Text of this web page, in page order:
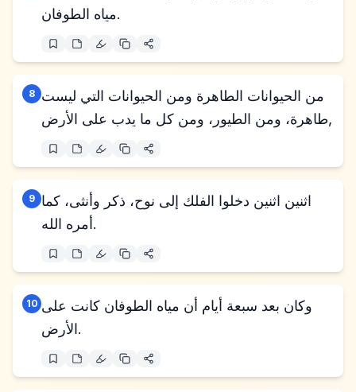
مياه الطوفان.
8 من الحيوانات الطاهرة ومن الحيوانات التي ليست
طاهرة، ومن الطيور، ومن كل ما يدب على الأرض,
9 اثنين اثنين دخلوا الفلك إلى نوح، ذكر وأنثى، كما
أمره الله.
10 وكان بعد سبعة أيام أن مياه الطوفان كانت على
الأرض.